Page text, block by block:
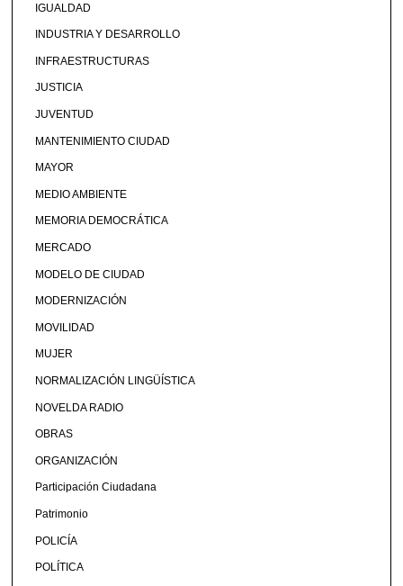
IGUALDAD
INDUSTRIA Y DESARROLLO
INFRAESTRUCTURAS
JUSTICIA
JUVENTUD
MANTENIMIENTO CIUDAD
MAYOR
MEDIO AMBIENTE
MEMORIA DEMOCRÁTICA
MERCADO
MODELO DE CIUDAD
MODERNIZACIÓN
MOVILIDAD
MUJER
NORMALIZACIÓN LINGÜÍSTICA
NOVELDA RADIO
OBRAS
ORGANIZACIÓN
Participación Ciudadana
Patrimonio
POLICÍA
POLÍTICA